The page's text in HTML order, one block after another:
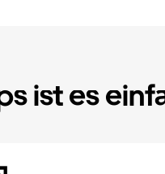
ist es